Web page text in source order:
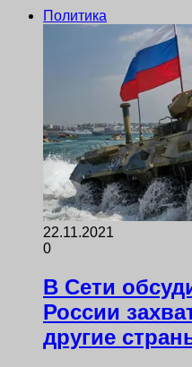
Политика
22.11.2021
0
В Сети
России
другие